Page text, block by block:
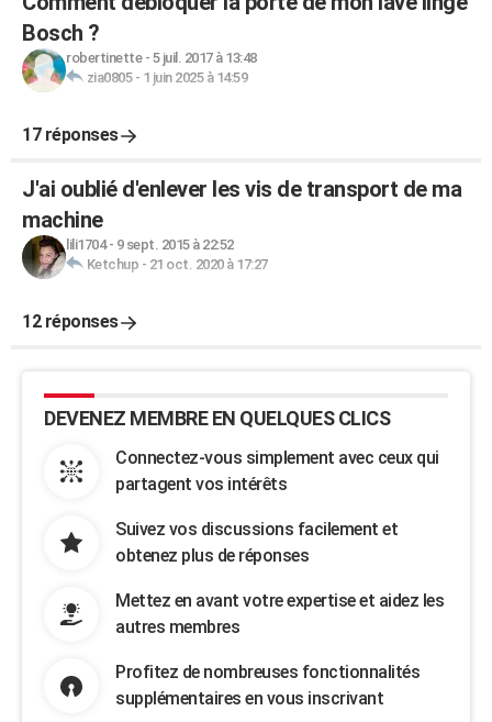
Bosch ?
robertinette- 5 juil. 2017 à 13:48
zia0805- 1 juin 2025 à 14:59
17 réponses
J'ai oublié d'enlever les vis de transport de ma
machine
lili1704- 9 sept. 2015 à 22:52
Ketchup - 21 oct. 2020 à 17:27
12 réponses
DEVENEZ MEMBRE EN QUELQUES CLICS
Connectez-vous simplement avec ceux qui
partagent vos intérêts
Suivez vos discussions facilement et
obtenez plus de réponses
Mettez en avant votre expertise et aidez les
autres membres
Profitez de nombreuses fonctionnalités
supplémentaires en vous inscrivant